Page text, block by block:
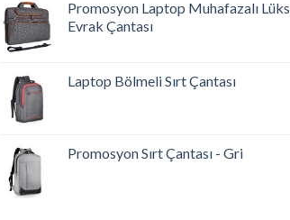
Promosyon Laptop Muhafazalı Lüks
Evrak Çantası
Laptop Bölmeli Sırt Çantası
Promosyon Sırt Çantası - Gri